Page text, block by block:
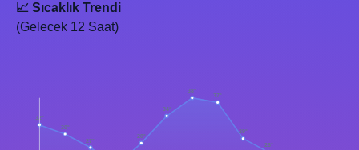
📈 Sıcaklık Trendi
(Gelecek 12 Saat)
32°
30°
27°
28°
34°
38°
37°
29°
26°